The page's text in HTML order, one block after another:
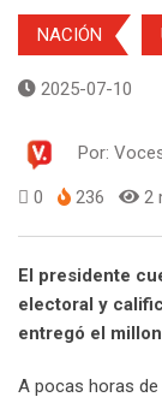
NACIÓN
2025-07-10
Por:
0 236 2
El presidente
electoral y
entregó el
A pocas horas